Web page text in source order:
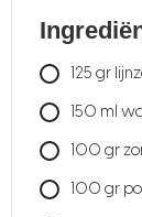
125 gr
150 ml
100 gr
100 gr